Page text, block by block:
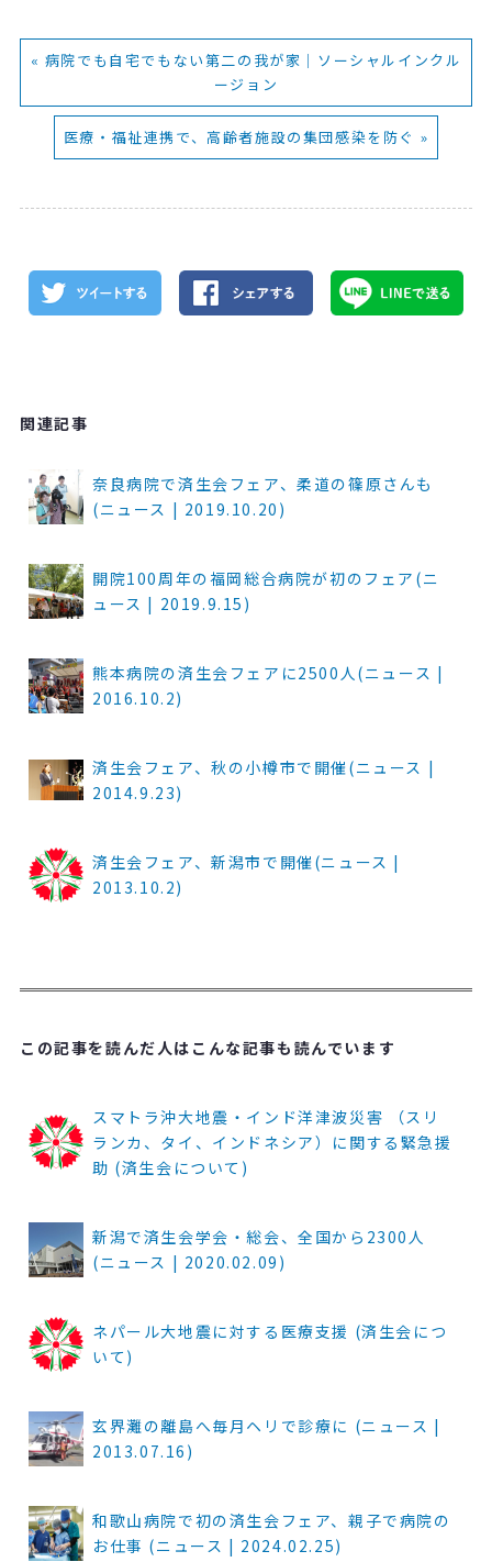
« 病院でも自宅でもない第二の我が家｜ソーシャルインクル
ージョン
医療・福祉連携で、高齢者施設の集団感染を防ぐ »
関連記事
奈良病院で済生会フェア、柔道の篠原さんも
(ニュース | 2019.10.20)
開院100周年の福岡総合病院が初のフェア(ニ
ュース | 2019.9.15)
熊本病院の済生会フェアに2500人(ニュース |
2016.10.2)
済生会フェア、秋の小樽市で開催(ニュース |
2014.9.23)
済生会フェア、新潟市で開催(ニュース |
2013.10.2)
この記事を読んだ人はこんな記事も読んでいます
スマトラ沖大地震・インド洋津波災害 （スリ
ランカ、タイ、インドネシア）に関する緊急援
助 (済生会について)
新潟で済生会学会・総会、全国から2300人
(ニュース | 2020.02.09)
ネパール大地震に対する医療支援 (済生会につ
いて)
玄界灘の離島へ毎月ヘリで診療に (ニュース |
2013.07.16)
和歌山病院で初の済生会フェア、親子で病院の
お仕事 (ニュース | 2024.02.25)